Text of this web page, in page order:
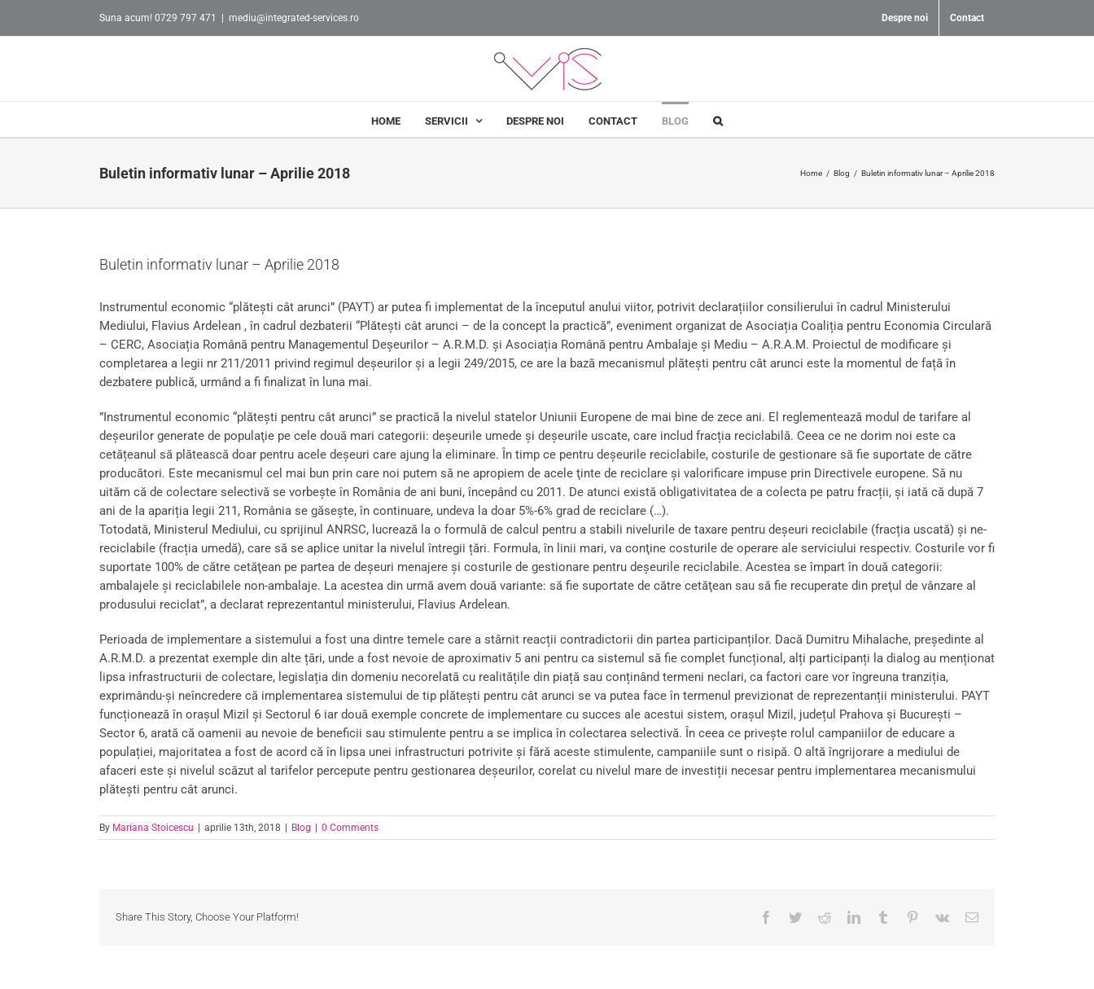
Suna acum! 0729 797 471 mediu@integrated-services.ro Despre noi Contact
HOME SERVICII DESPRE NOI CONTACT BLOG
Buletin informativ lunar – Aprilie 2018 Home / Blog / Buletin informativ lunar – Aprilie 2018
Buletin informativ lunar – Aprilie 2018
Instrumentul economic “plătești cât arunci” (PAYT) ar putea fi implementat de la începutul anului viitor, potrivit declarațiilor consilierului în cadrul Ministerului
Mediului, Flavius Ardelean , în cadrul dezbaterii “Plătești cât arunci – de la concept la practică”, eveniment organizat de Asociația Coaliția pentru Economia Circulară
– CERC, Asociația Română pentru Managementul Deșeurilor – A.R.M.D. și Asociația Română pentru Ambalaje și Mediu – A.R.A.M. Proiectul de modificare și
completarea a legii nr 211/2011 privind regimul deșeurilor și a legii 249/2015, ce are la bază mecanismul plătești pentru cât arunci este la momentul de față în
dezbatere publică, urmând a fi finalizat în luna mai.
”Instrumentul economic “plăteşti pentru cât arunci” se practică la nivelul statelor Uniunii Europene de mai bine de zece ani. El reglementează modul de tarifare al
deşeurilor generate de populaţie pe cele două mari categorii: deşeurile umede şi deşeurile uscate, care includ fracția reciclabilă. Ceea ce ne dorim noi este ca
cetățeanul să plătească doar pentru acele deşeuri care ajung la eliminare. În timp ce pentru deșeurile reciclabile, costurile de gestionare să fie suportate de către
producători. Este mecanismul cel mai bun prin care noi putem să ne apropiem de acele ţinte de reciclare şi valorificare impuse prin Directivele europene. Să nu
uităm că de colectare selectivă se vorbeşte în România de ani buni, începând cu 2011. De atunci există obligativitatea de a colecta pe patru fracții, și iată că după 7
ani de la apariția legii 211, România se găseşte, în continuare, undeva la doar 5%-6% grad de reciclare (…).
Totodată, Ministerul Mediului, cu sprijinul ANRSC, lucrează la o formulă de calcul pentru a stabili nivelurile de taxare pentru deșeuri reciclabile (fracția uscată) și ne-
reciclabile (fracția umedă), care să se aplice unitar la nivelul întregii țări. Formula, în linii mari, va conţine costurile de operare ale serviciului respectiv. Costurile vor fi
suportate 100% de către cetăţean pe partea de deşeuri menajere şi costurile de gestionare pentru deşeurile reciclabile. Acestea se împart în două categorii:
ambalajele şi reciclabilele non-ambalaje. La acestea din urmă avem două variante: să fie suportate de către cetăţean sau să fie recuperate din preţul de vânzare al
produsului reciclat”, a declarat reprezentantul ministerului, Flavius Ardelean.
Perioada de implementare a sistemului a fost una dintre temele care a stârnit reacții contradictorii din partea participanților. Dacă Dumitru Mihalache, președinte al
A.R.M.D. a prezentat exemple din alte țări, unde a fost nevoie de aproximativ 5 ani pentru ca sistemul să fie complet funcțional, alți participanți la dialog au menționat
lipsa infrastructurii de colectare, legislația din domeniu necorelată cu realitățile din piață sau conținând termeni neclari, ca factori care vor îngreuna tranziția,
exprimându-și neîncredere că implementarea sistemului de tip plătești pentru cât arunci se va putea face în termenul previzionat de reprezentanții ministerului. PAYT
funcționează în orașul Mizil și Sectorul 6 iar două exemple concrete de implementare cu succes ale acestui sistem, orașul Mizil, județul Prahova și București –
Sector 6, arată că oamenii au nevoie de beneficii sau stimulente pentru a se implica în colectarea selectivă. În ceea ce privește rolul campaniilor de educare a
populației, majoritatea a fost de acord că în lipsa unei infrastructuri potrivite și fără aceste stimulente, campaniile sunt o risipă. O altă îngrijorare a mediului de
afaceri este și nivelul scăzut al tarifelor percepute pentru gestionarea deșeurilor, corelat cu nivelul mare de investiții necesar pentru implementarea mecanismului
plătești pentru cât arunci.
By Mariana Stoicescu aprilie 13th, 2018 Blog 0 Comments
Share This Story, Choose Your Platform! Facebook
TwitterRedditLinkedInTumblr Pinterest
Vk Email